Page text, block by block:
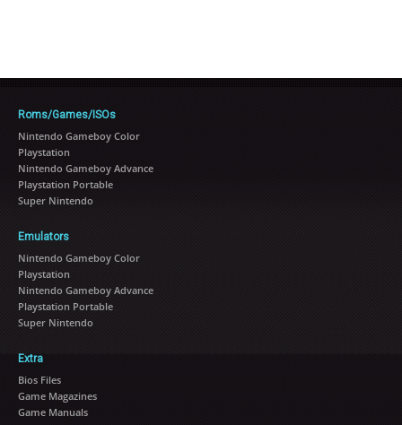
Roms/Games/ISOs
Nintendo Gameboy Color
Playstation
Nintendo Gameboy Advance
Playstation Portable
Super Nintendo
Emulators
Nintendo Gameboy Color
Playstation
Nintendo Gameboy Advance
Playstation Portable
Super Nintendo
Extra
Bios Files
Game Magazines
Game Manuals